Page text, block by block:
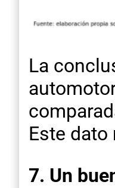
La
Este
7. Un